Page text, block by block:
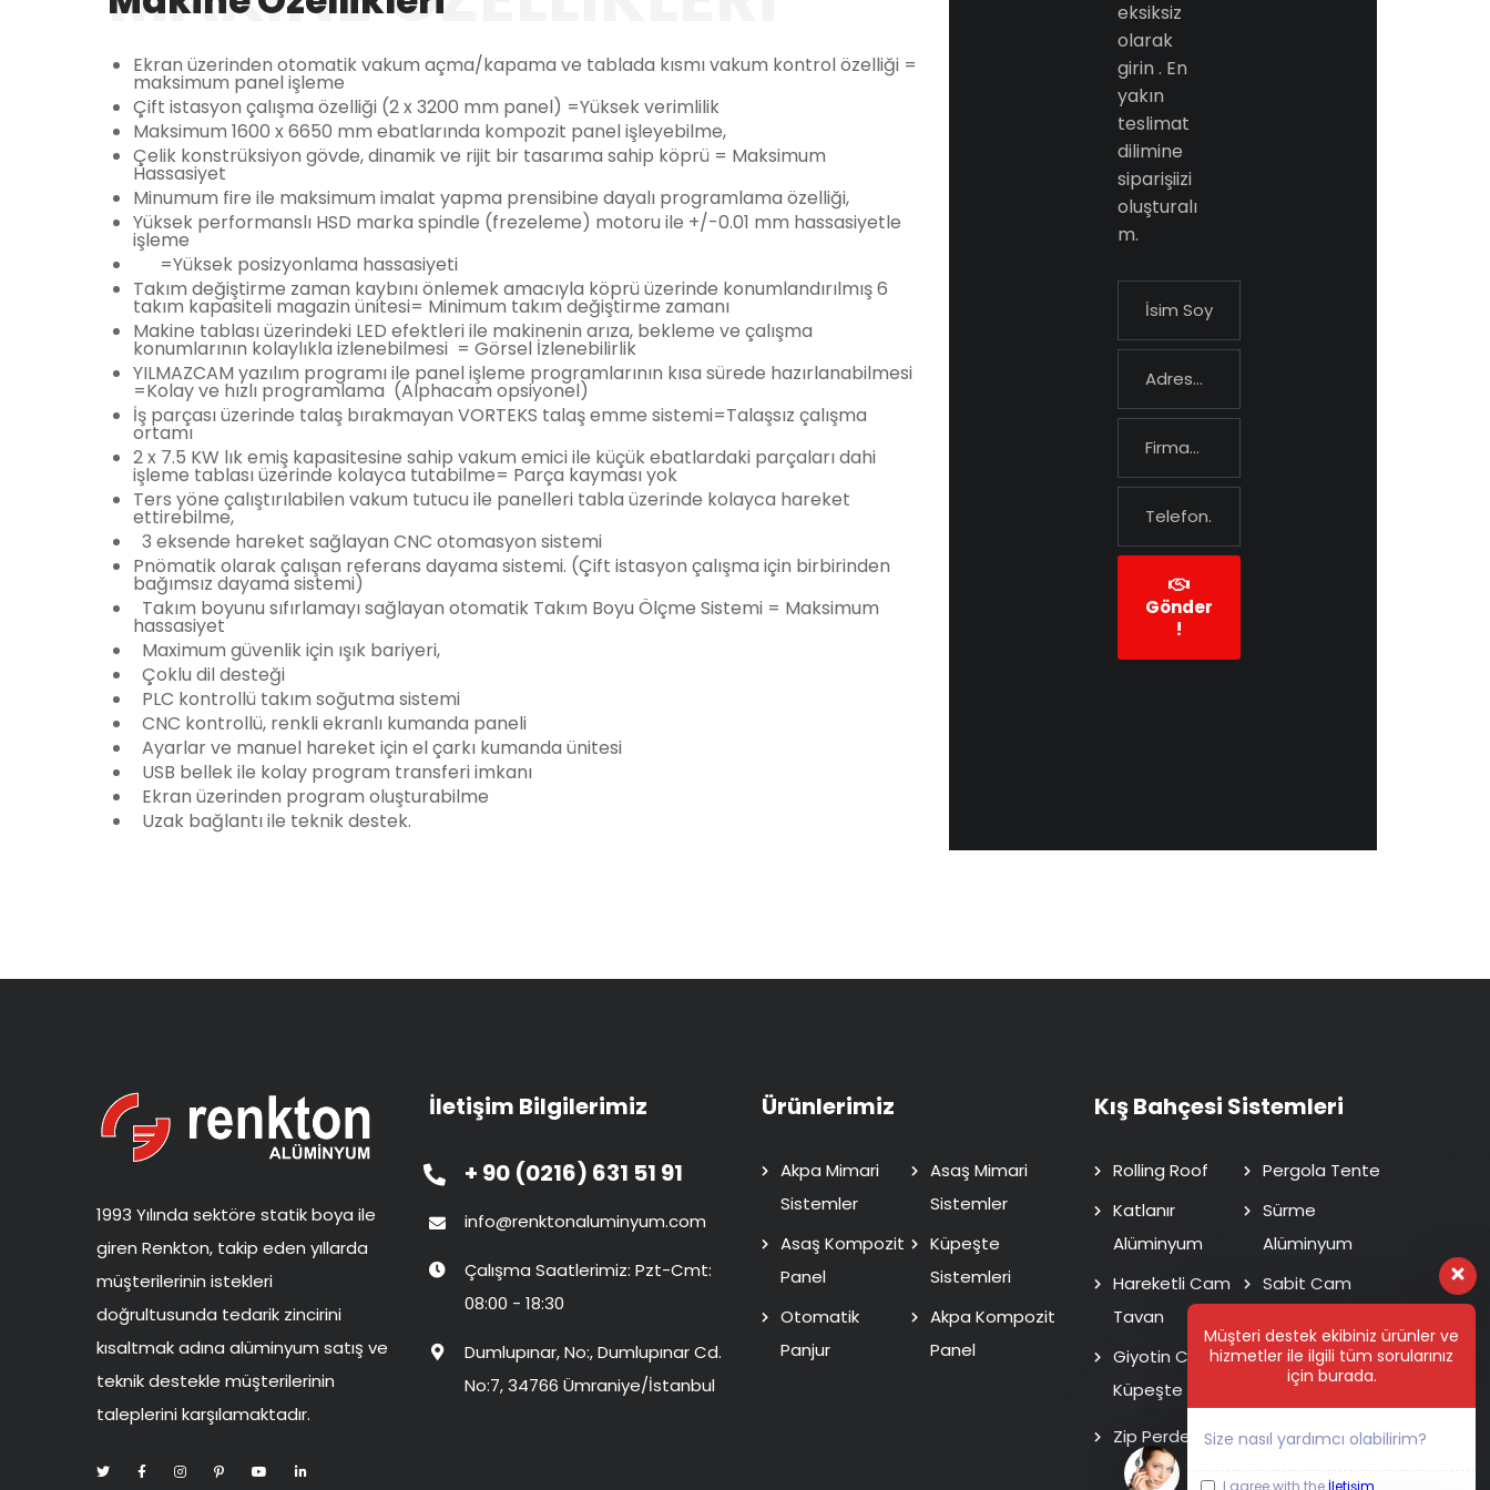
Ekran üzerinden otomatik vakum açma/kapama ve tablada kısmı vakum kontrol özelliği =
maksimum panel işleme
Çift istasyon çalışma özelliği (2 x 3200 mm panel) =Yüksek verimlilik
Maksimum 1600 x 6650 mm ebatlarında kompozit panel işleyebilme,
Çelik konstrüksiyon gövde, dinamik ve rijit bir tasarıma sahip köprü = Maksimum
Hassasiyet
Minumum fire ile maksimum imalat yapma prensibine dayalı programlama özelliği,
Yüksek performanslı HSD marka spindle (frezeleme) motoru ile +/-0.01 mm hassasiyetle
işleme
=Yüksek posizyonlama hassasiyeti
Takım değiştirme zaman kaybını önlemek amacıyla köprü üzerinde konumlandırılmış 6
takım kapasiteli magazin ünitesi= Minimum takım değiştirme zamanı
Makine tablası üzerindeki LED efektleri ile makinenin arıza, bekleme ve çalışma
konumlarının kolaylıkla izlenebilmesi = Görsel İzlenebilirlik
YILMAZCAM yazılım programı ile panel işleme programlarının kısa sürede hazırlanabilmesi
=Kolay ve hızlı programlama (Alphacam opsiyonel)
İş parçası üzerinde talaş bırakmayan VORTEKS talaş emme sistemi=Talaşsız çalışma
ortamı
2 x 7.5 KW lık emiş kapasitesine sahip vakum emici ile küçük ebatlardaki parçaları dahi
işleme tablası üzerinde kolayca tutabilme= Parça kayması yok
Ters yöne çalıştırılabilen vakum tutucu ile panelleri tabla üzerinde kolayca hareket
ettirebilme,
3 eksende hareket sağlayan CNC otomasyon sistemi
Pnömatik olarak çalışan referans dayama sistemi. (Çift istasyon çalışma için birbirinden
bağımsız dayama sistemi)
Takım boyunu sıfırlamayı sağlayan otomatik Takım Boyu Ölçme Sistemi = Maksimum
hassasiyet
Maximum güvenlik için ışık bariyeri,
Çoklu dil desteği
PLC kontrollü takım soğutma sistemi
CNC kontrollü, renkli ekranlı kumanda paneli
Ayarlar ve manuel hareket için el çarkı kumanda ünitesi
USB bellek ile kolay program transferi imkanı
Ekran üzerinden program oluşturabilme
Uzak bağlantı ile teknik destek.
eksiksiz
olarak
girin . En
yakın
teslimat
dilimine
siparişiizi
oluşturalı
m.
Gönder
!
1993 Yılında sektöre statik boya ile
giren Renkton, takip eden yıllarda
müşterilerinin istekleri
doğrultusunda tedarik zincirini
kısaltmak adına alüminyum satış ve
teknik destekle müşterilerinin
taleplerini karşılamaktadır.
İletişim Bilgilerimiz
+ 90 (0216) 631 51 91
info@renktonaluminyum.com
Çalışma Saatlerimiz: Pzt-Cmt:
08:00 - 18:30
Dumlupınar, No:, Dumlupınar Cd.
No:7, 34766 Ümraniye/İstanbul
Ürünlerimiz
Akpa Mimari
Sistemler
Asaş Mimari
Sistemler
Asaş Kompozit
Panel
Küpeşte
Sistemleri
Otomatik
Panjur
Akpa Kompozit
Panel
Kış Bahçesi Sistemleri
Rolling Roof
Pergola Tente
Katlanır
Alüminyum
Sürme
Alüminyum
Hareketli Cam
Tavan
Sabit Cam
Giyotin Cam
Küpeşte
Isı Cam Sürme
Zip Perde
Müşteri destek ekibiniz ürünler ve
hizmetler ile ilgili tüm sorularınız
için burada.
Size nasıl yardımcı olabilirim?
I agree with the İletişim